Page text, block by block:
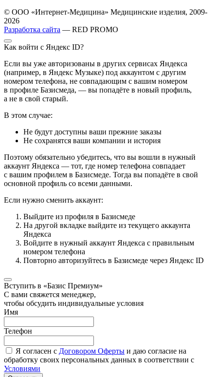
© ООО «Интернет-Медицина» Медицинские изделия, 2009-
2026
Разработка сайта — RED PROMO
Как войти с Яндекс ID?
Если вы уже авторизованы в других сервисах Яндекса
(например, в Яндекс Музыке) под аккаунтом с другим
номером телефона, не совпадающим с вашим номером
в профиле Базисмеда, — вы попадёте в новый профиль,
а не в свой старый.
В этом случае:
Не будут доступны ваши прежние заказы
Не сохранятся ваши компании и история
Поэтому обязательно убедитесь, что вы вошли в нужный
аккаунт Яндекса — тот, где номер телефона совпадает
с вашим профилем в Базисмеде. Тогда вы попадёте в свой
основной профиль со всеми данными.
Если нужно сменить аккаунт:
Выйдите из профиля в Базисмеде
На другой вкладке выйдите из текущего аккаунта
Яндекса
Войдите в нужный аккаунт Яндекса с правильным
номером телефона
Повторно авторизуйтесь в Базисмеде через Яндекс ID
Вступить в «Базис Премиум»
С вами свяжется менеджер,
чтобы обсудить индивидуальные условия
Имя
Телефон
Я согласен с Договором Оферты и даю согласие на
обработку своих персональных данных в соответствии с
Условиями